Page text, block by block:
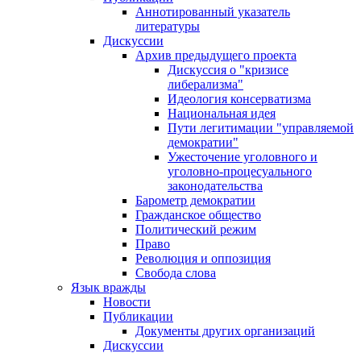
Аннотированный указатель
литературы
Дискуссии
Архив предыдущего проекта
Дискуссия о "кризисе
либерализма"
Идеология консерватизма
Национальная идея
Пути легитимации "управляемой
демократии"
Ужесточение уголовного и
уголовно-процесуального
законодательства
Барометр демократии
Гражданское общество
Политический режим
Право
Революция и оппозиция
Свобода слова
Язык вражды
Новости
Публикации
Документы других организаций
Дискуссии